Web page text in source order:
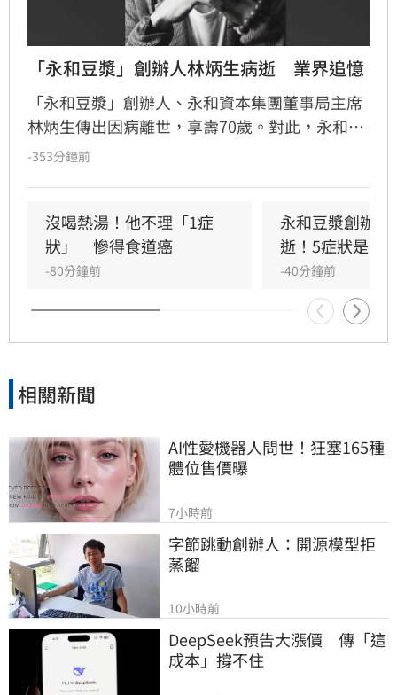
「永和豆漿」創辦人林炳生病逝　業界追憶
「永和豆漿」創辦人、永和資本集團董事局主席
林炳生傳出因病離世，享壽70歲。對此，永和資
本集團今（8）日發布訃告證實，林炳生昨（7）
-353分鐘前
沒喝熱湯！他不理「1症
狀」　慘得食道癌
-80分鐘前
永和豆漿創辦
逝！5症狀是警
-40分鐘前
相關新聞
AI性愛機器人問世！狂塞165種
體位售價曝
7小時前
字節跳動創辦人：開源模型拒
蒸餾
10小時前
DeepSeek預告大漲價　傳「這
成本」撐不住